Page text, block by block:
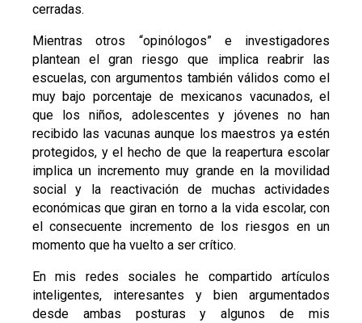
cerradas.
Mientras otros “opinólogos” e investigadores
plantean el gran riesgo que implica reabrir las
escuelas, con argumentos también válidos como el
muy bajo porcentaje de mexicanos vacunados, el
que los niños, adolescentes y jóvenes no han
recibido las vacunas aunque los maestros ya estén
protegidos, y el hecho de que la reapertura escolar
implica un incremento muy grande en la movilidad
social y la reactivación de muchas actividades
económicas que giran en torno a la vida escolar, con
el consecuente incremento de los riesgos en un
momento que ha vuelto a ser crítico.
En mis redes sociales he compartido artículos
inteligentes, interesantes y bien argumentados
desde ambas posturas y algunos de mis